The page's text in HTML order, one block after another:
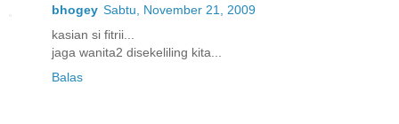
bhogey Sabtu, November 21, 2009
kasian si fitrii...
jaga wanita2 disekeliling kita...
Balas